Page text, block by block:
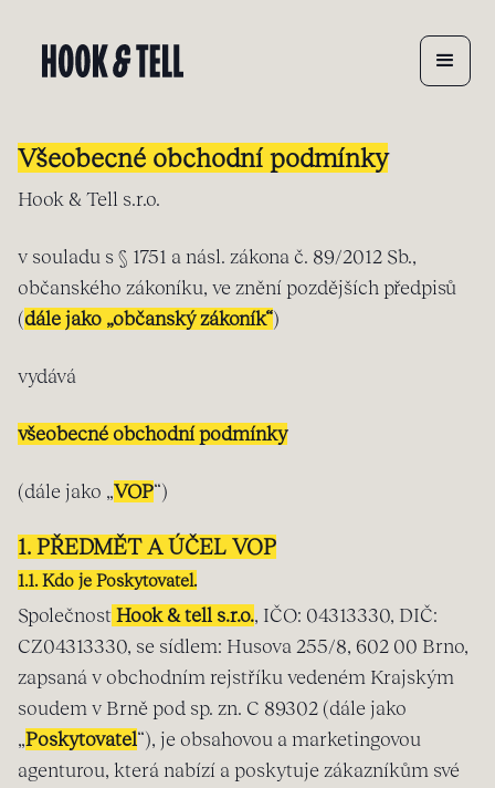
Všeobecné obchodní podmínky
Hook & Tell s.r.o.
v souladu s § 1751 a násl. zákona č. 89/2012 Sb.,
občanského zákoníku, ve znění pozdějších předpisů
(dále jako „občanský zákoník“)
vydává
všeobecné obchodní podmínky
(dále jako „VOP“)
1. PŘEDMĚT A ÚČEL VOP
1.1. Kdo je Poskytovatel.
Společnost Hook & tell s.r.o., IČO: 04313330, DIČ:
CZ04313330, se sídlem: Husova 255/8, 602 00 Brno,
zapsaná v obchodním rejstříku vedeném Krajským
soudem v Brně pod sp. zn. C 89302 (dále jako
„Poskytovatel“), je obsahovou a marketingovou
agenturou, která nabízí a poskytuje zákazníkům své